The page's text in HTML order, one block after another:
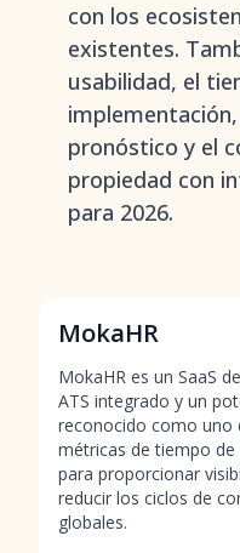
con los
existentes.
usabilidad, el
pronóstico y el
propiedad con
para 2026.
MokaHR
MokaHR es un SaaS
ATS integrado y un
reconocido como uno
métricas de tiempo
para proporcionar
reducir los ciclos de
globales.